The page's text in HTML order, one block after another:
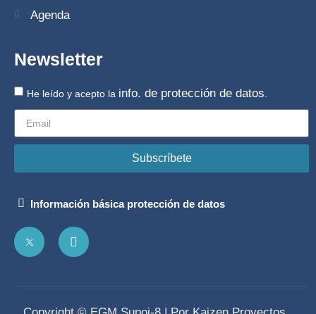
Agenda
Newsletter
He leído y acepto la info. de protección de datos
Subscríbete
Información básica protección de datos